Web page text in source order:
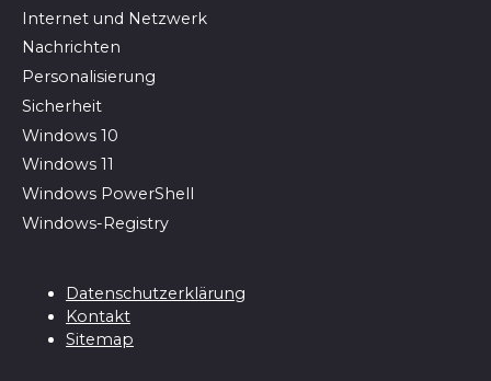
Internet und Netzwerk
Nachrichten
Personalisierung
Sicherheit
Windows 10
Windows 11
Windows PowerShell
Windows-Registry
Datenschutzerklärung
Kontakt
Sitemap